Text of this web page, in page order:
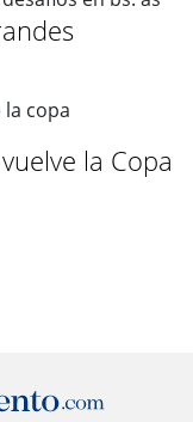
la Copa